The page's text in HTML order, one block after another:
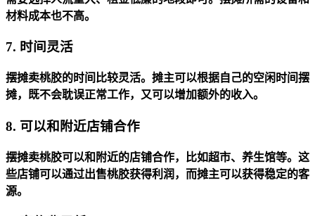
材料成本也不高。
7. 时间灵活
摆摊卖桃胶的时间比较灵活。摊主可以根据自己的空闲时间摆
摊，既不会耽误正常工作，又可以增加额外的收入。
8. 可以和附近店铺合作
摆摊卖桃胶可以和附近的店铺合作，比如超市、养生馆等。这
些店铺可以通过出售桃胶获得利润，而摊主可以获得稳定的客
源。